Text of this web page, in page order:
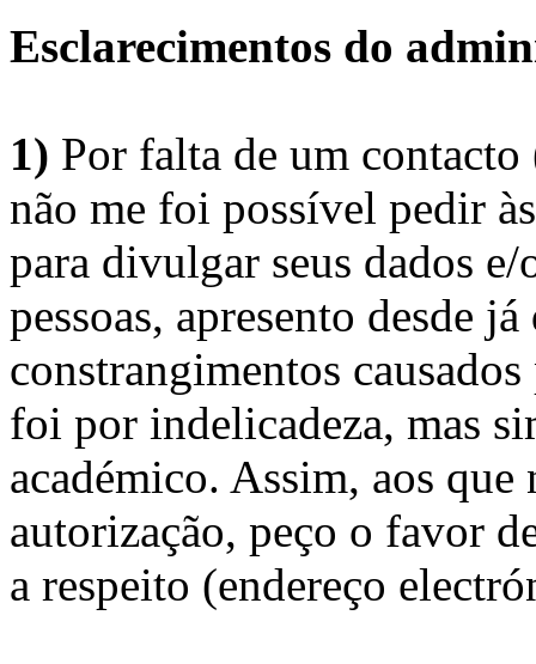
Esclarecimentos do
1) Por falta de um
não me foi possível pedir
para divulgar seus dados
pessoas, apresento desde
constrangimentos
foi por indelicadeza, mas
académico. Assim, aos
autorização, peço o favor
a respeito (endereço